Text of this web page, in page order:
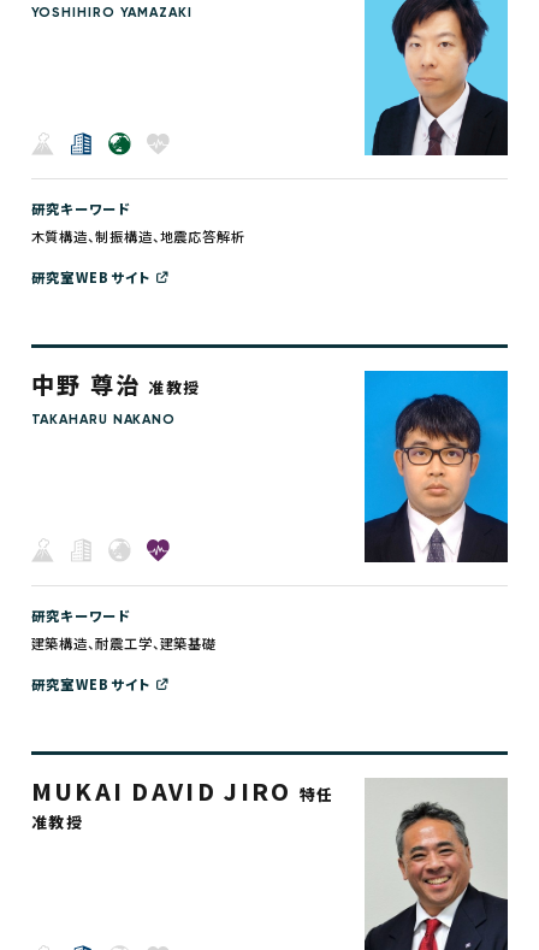
YOSHIHIRO YAMAZAKI
研究キーワード
木質構造、制振構造、地震応答解析
研究室WEBサイト
中野 尊治准教授
TAKAHARU NAKANO
研究キーワード
建築構造、耐震工学、建築基礎
研究室WEBサイト
MUKAI DAVID JIRO 特任
准教授